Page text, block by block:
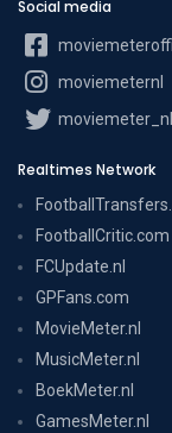
Social media
moviemeternl
moviemeter_nl
Realtimes Network
FootballCritic.com
FCUpdate.nl
GPFans.com
MovieMeter.nl
MusicMeter.nl
BoekMeter.nl
GamesMeter.nl